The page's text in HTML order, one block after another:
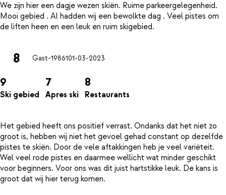
We zijn hier een dagje wezen skiën. Ruime parkeergelegenheid.
Mooi gebied . Al hadden wij een bewolkte dag . Veel pistes om
8 Gast-1986101-03-2023
9
Ski gebied
7
Apres ski
8
Restaurants
Het gebied heeft ons positief verrast. Ondanks dat het niet zo
groot is, hebben wij niet het gevoel gehad constant op dezelfde
pistes te skiën. Door de vele aftakkingen heb je veel variëteit.
Wel veel rode pistes en daarmee wellicht wat minder geschikt
voor beginners. Voor ons was dit juist hartstikke leuk. De kans is